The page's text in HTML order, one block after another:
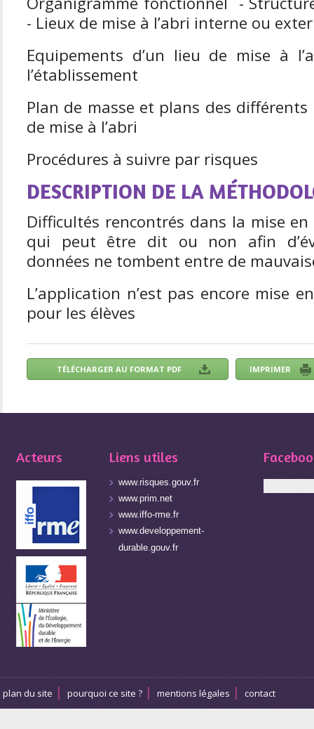
- Lieux de mise à l’abri interne ou
Equipements d’un lieu de mise à
l’établissement
Plan de masse et plans des
de mise à l’abri
Procédures à suivre par risques
DESCRIPTION DE LA
Difficultés rencontrés dans la mise
qui peut être dit ou non afin
données ne tombent entre de
L’application n’est pas encore mise
pour les élèves
Acteurs Liens utiles
www.risques.gouv.fr
www.prim.net
www.iffo-rme.fr
www.developpement-
durable.gouv.fr
plan du site pourquoi ce site ? mentions légales contact